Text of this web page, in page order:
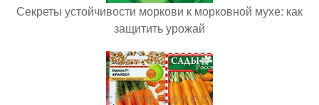
Секреты устойчивости моркови к морковной мухе: как
защитить урожай